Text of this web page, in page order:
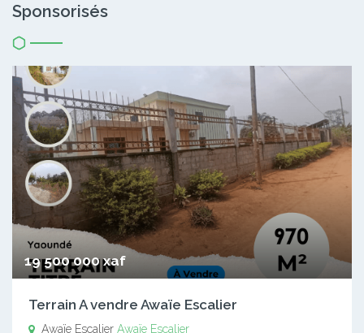
Sponsorisés
19 500 000 xaf
Terrain A vendre Awaïe Escalier
Awaïe Escalier Awaïe Escalier